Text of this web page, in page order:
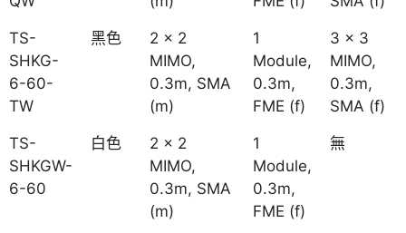
TS-
SHKG-
6-60-
TW
黑色
2 x 2
MIMO,
0.3m, SMA
(m)
1
Module,
0.3m,
FME (f)
3 x 3
MIMO,
0.3m,
SMA (f)
TS-
SHKGW-
6-60
白色
2 x 2
MIMO,
0.3m, SMA
(m)
1
Module,
0.3m,
FME (f)
無